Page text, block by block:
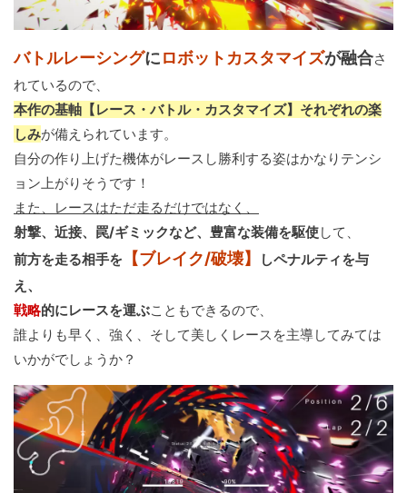
バトルレーシングにロボットカスタマイズが融合さ
れているので、
本作の基軸【レース・バトル・カスタマイズ】それぞれの楽
しみが備えられています。
自分の作り上げた機体がレースし勝利する姿はかなりテンシ
ョン上がりそうです！
また、レースはただ走るだけではなく、
射撃、近接、罠/ギミックなど、豊富な装備を駆使して、
前方を走る相手を
【ブレイク/破壊】
しペナルティを与
え、
戦略的にレースを運ぶこともできるので、
誰よりも早く、強く、そして美しくレースを主導してみては
いかがでしょうか？